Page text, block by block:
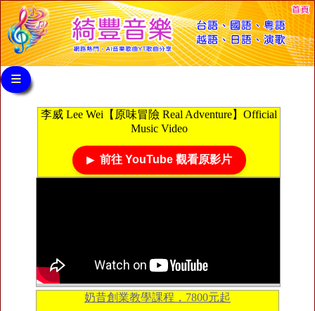
≡
李威 Lee Wei【原味冒險 Real Adventure】Official
Music Video
前往 YouTube 觀看原影片
奶昔創業教學課程，7800元起